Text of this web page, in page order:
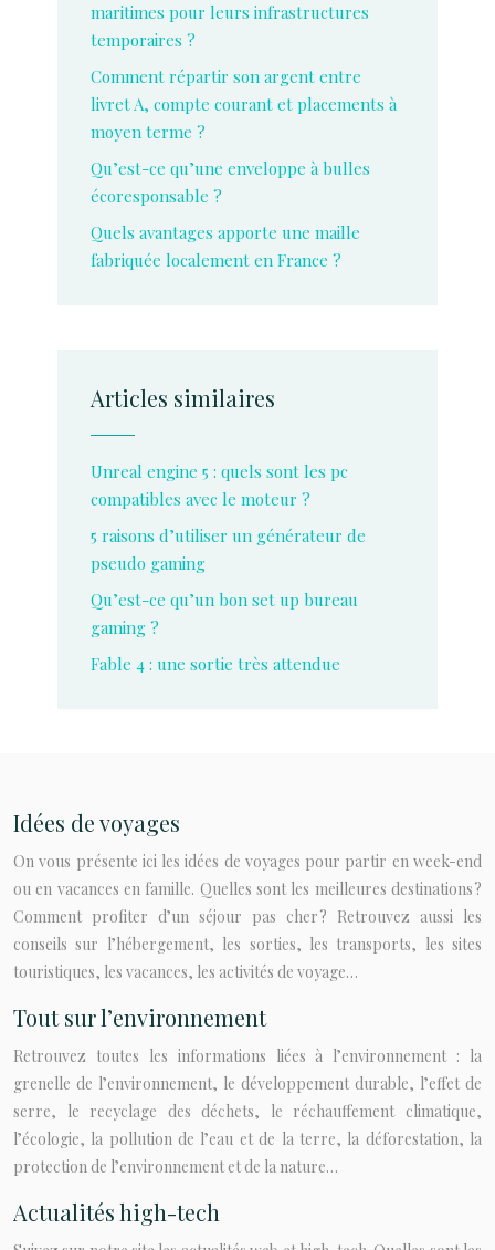
maritimes pour leurs infrastructures
temporaires ?
Comment répartir son argent entre
livret A, compte courant et placements à
moyen terme ?
Qu’est-ce qu’une enveloppe à bulles
écoresponsable ?
Quels avantages apporte une maille
fabriquée localement en France ?
Articles similaires
Unreal engine 5 : quels sont les pc
compatibles avec le moteur ?
5 raisons d’utiliser un générateur de
pseudo gaming
Qu’est-ce qu’un bon set up bureau
gaming ?
Fable 4 : une sortie très attendue
Idées de voyages
On vous présente ici les idées de voyages pour partir en week-end
ou en vacances en famille. Quelles sont les meilleures destinations ?
Comment profiter d’un séjour pas cher ? Retrouvez aussi les
conseils sur l’hébergement, les sorties, les transports, les sites
touristiques, les vacances, les activités de voyage…
Tout sur l’environnement
Retrouvez toutes les informations liées à l’environnement : la
grenelle de l’environnement, le développement durable, l’effet de
serre, le recyclage des déchets, le réchauffement climatique,
l’écologie, la pollution de l’eau et de la terre, la déforestation, la
protection de l’environnement et de la nature…
Actualités high-tech